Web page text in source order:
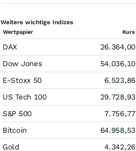
Weitere wichtige Indizes
Wertpapier Kurs
DAX 26.364,00
Dow Jones
54.036,10
E-Stoxx 50
6.523,86
US Tech 100
29.728,93
S&P 500
7.756,77
Bitcoin
64.958,53
Gold
4.342,26